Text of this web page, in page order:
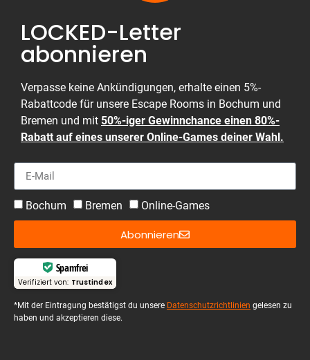
LOCKED-Letter
abonnieren
Verpasse keine Ankündigungen, erhalte einen 5%-
Rabattcode für unsere Escape Rooms in Bochum und
Bremen und mit 50%-iger Gewinnchance einen 80%-
Rabatt auf eines unserer Online-Games deiner Wahl.
Bochum Bremen Online-Games
Abonnieren
Spamfrei
Verifiziert von: Trustindex
*Mit der Eintragung bestätigst du unsere Datenschutzrichtlinien gelesen zu
haben und akzeptieren diese.